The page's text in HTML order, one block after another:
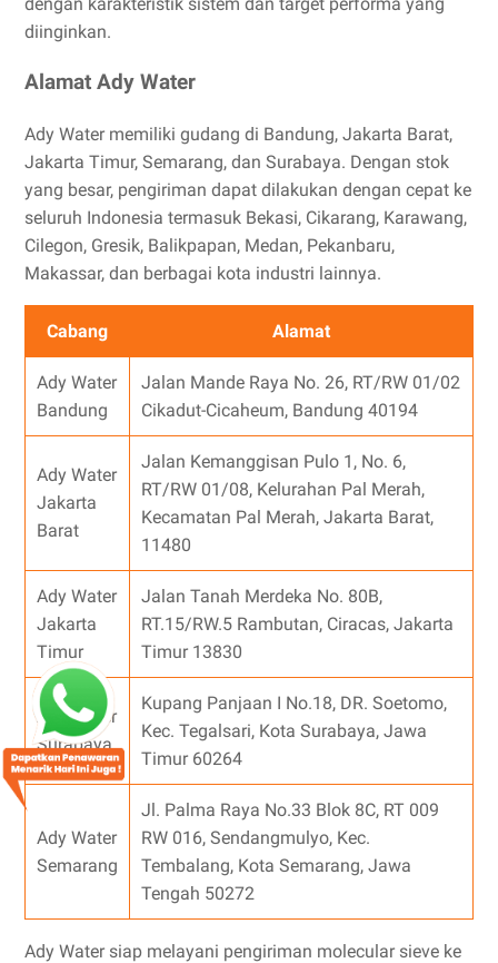
diinginkan.
Alamat Ady Water
Ady Water memiliki gudang di Bandung, Jakarta Barat,
Jakarta Timur, Semarang, dan Surabaya. Dengan stok
yang besar, pengiriman dapat dilakukan dengan cepat ke
seluruh Indonesia termasuk Bekasi, Cikarang, Karawang,
Cilegon, Gresik, Balikpapan, Medan, Pekanbaru,
Makassar, dan berbagai kota industri lainnya.
Cabang Alamat
Ady Water
Bandung
Jalan Mande Raya No. 26, RT/RW 01/02
Cikadut-Cicaheum, Bandung 40194
Ady Water
Jakarta
Barat
Jalan Kemanggisan Pulo 1, No. 6,
RT/RW 01/08, Kelurahan Pal Merah,
Kecamatan Pal Merah, Jakarta Barat,
11480
Ady Water
Jakarta
Timur
Jalan Tanah Merdeka No. 80B,
RT.15/RW.5 Rambutan, Ciracas, Jakarta
Timur 13830
Ady Water
Surabaya
Kupang Panjaan I No.18, DR. Soetomo,
Kec. Tegalsari, Kota Surabaya, Jawa
Timur 60264
Ady Water
Semarang
Jl. Palma Raya No.33 Blok 8C, RT 009
RW 016, Sendangmulyo, Kec.
Tembalang, Kota Semarang, Jawa
Tengah 50272
Ady Water siap melayani pengiriman molecular sieve ke